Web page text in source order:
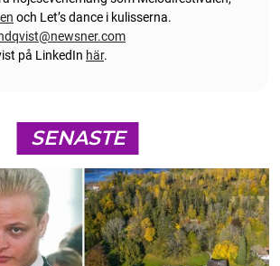
och Let’s dance i kulisserna.
på LinkedIn här.
SENASTE